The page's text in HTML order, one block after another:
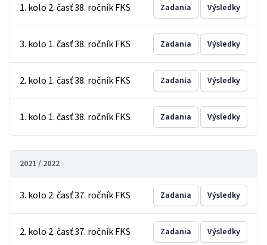
1. kolo 2. časť 38. ročník FKS Zadania Výsledky
3. kolo 1. časť 38. ročník FKS Zadania Výsledky
2. kolo 1. časť 38. ročník FKS Zadania Výsledky
1. kolo 1. časť 38. ročník FKS Zadania Výsledky
2021 / 2022
3. kolo 2. časť 37. ročník FKS Zadania Výsledky
2. kolo 2. časť 37. ročník FKS Zadania Výsledky